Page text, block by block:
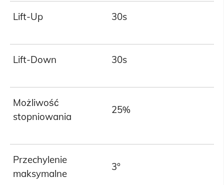
Lift-Up 30s
Lift-Down 30s
Możliwość
stopniowania
25%
Przechylenie
maksymalne
3°